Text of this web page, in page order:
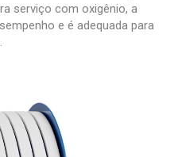
serviço com oxigênio, a
e é adequada para